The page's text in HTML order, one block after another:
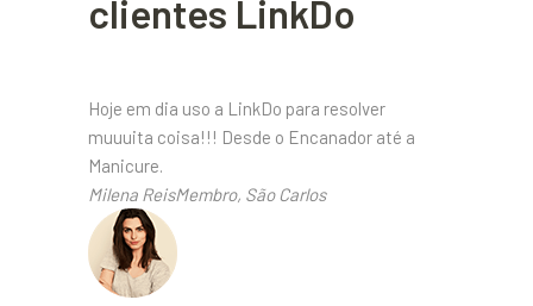
clientes LinkDo
Hoje em dia uso a LinkDo para resolver
muuuita coisa!!! Desde o Encanador até a
Manicure.
Milena ReisMembro, São Carlos